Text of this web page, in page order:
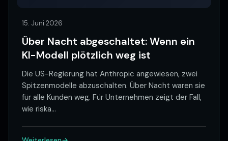
15. Juni 2026
Über Nacht abgeschaltet: Wenn ein
KI-Modell plötzlich weg ist
Die US-Regierung hat Anthropic angewiesen, zwei
Spitzenmodelle abzuschalten. Über Nacht waren sie
für alle Kunden weg. Für Unternehmen zeigt der Fall,
wie riska…